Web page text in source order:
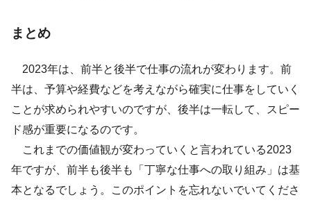
まとめ
2023年は、前半と後半で仕事の流れが変わります。前
半は、予算や経費などを考えながら確実に仕事をしていく
ことが求められやすいのですが、後半は一転して、スピー
ド感が重要になるのです。
これまでの価値観が変わっていくと言われている2023
年ですが、前半も後半も「丁寧な仕事への取り組み」は基
本となるでしょう。このポイントを忘れないでいてくださ